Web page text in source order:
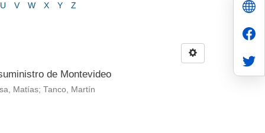
U V W X Y Z
de Montevideo
Matías; Tanco, Martín